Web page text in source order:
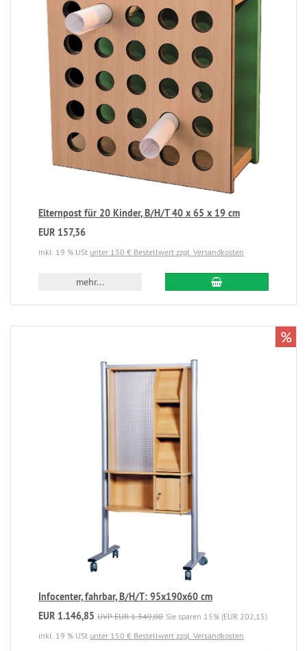
Elternpost für 20 Kinder, B/H/T 40 x 65 x 19 cm
EUR 157,36
inkl. 19 % USt unter 150 € Bestellwert zzgl. Versandkosten
mehr...
Infocenter, fahrbar, B/H/T: 95x190x60 cm
EUR 1.146,85 UVP EUR 1.349,00 Sie sparen 15% (EUR 202,15)
inkl. 19 % USt unter 150 € Bestellwert zzgl. Versandkosten
%